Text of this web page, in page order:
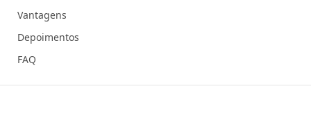
Vantagens
Depoimentos
FAQ